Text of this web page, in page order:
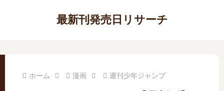
最新刊発売日リサーチ
ホーム 漫画 週刊少年ジャンプ